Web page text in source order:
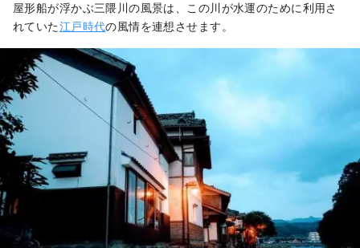
屋形船が浮かぶ三隈川の風景は、この川が水運のために利用さ
れていた江戸時代の風情を連想させます。